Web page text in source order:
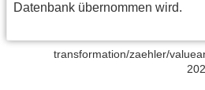
Datenbank übernommen wird.
transformation/zaehler/